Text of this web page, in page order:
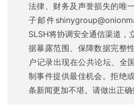
法律、财务及声誉损失的唯
子邮件
SLSH将协调安全通信渠道，
据暴露范围、保障数据完整
户记录出现在公共论坛、全
制事件提供最佳机会。拒绝
条新闻更加不堪。请做出正确